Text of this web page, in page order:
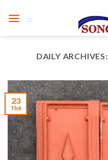
DAILY ARCHIVES:
23
Th4